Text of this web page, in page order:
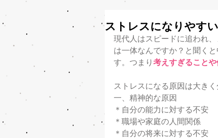
ストレスになりやす
現代人はスピードに追われ
は一体なんですか？と聞く
す。つまり 考えすぎること
ストレスになる原因は大き
一、精神的な原因
＊自分の能力に対する不安
＊職場や家庭の人間関係
＊自分の将来に対する不安